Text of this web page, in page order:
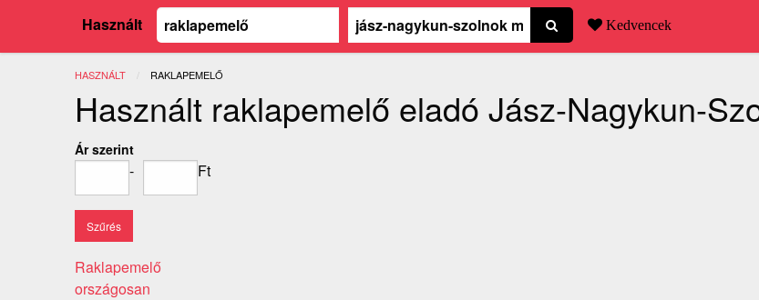
Használt Kedvencek
HASZNÁLT JELENLEGI:
RAKLAPEMELŐ
Használt raklapemelő eladó Jász-Nagykun-
Ár szerint
- Ft
Raklapemelő
országosan